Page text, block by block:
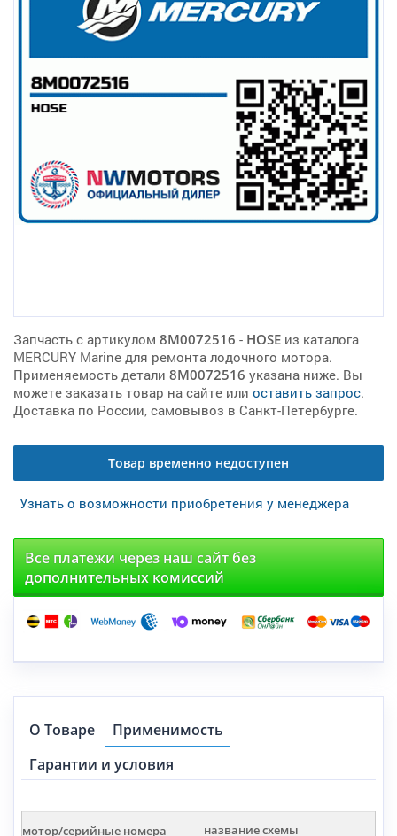
Запчасть с артикулом 8M0072516 - HOSE из каталога
MERCURY Marine для ремонта лодочного мотора.
Применяемость детали 8M0072516 указана ниже. Вы
можете заказать товар на сайте или оставить запрос.
Доставка по России, самовывоз в Санкт-Петербурге.
Товар временно недоступен
Узнать о возможности приобретения у менеджера
Все платежи через наш сайт без
дополнительных комиссий
О Товаре
Применимость
Гарантии и условия
мотор/серийные номера название схемы